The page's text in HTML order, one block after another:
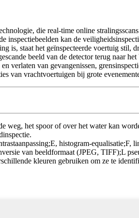
die real-time online
kan de
is, staat het geïnspecteerde voertuig stil,
beeld van de detector terug naar
van gevangenissen,
van vrachtvoertuigen bij grote
weg, het spoor of over het water kan
histogram-equalisatie;F,
van beeldformaat (JPEG, TIFF);L
kleuren gebruiken om ze te